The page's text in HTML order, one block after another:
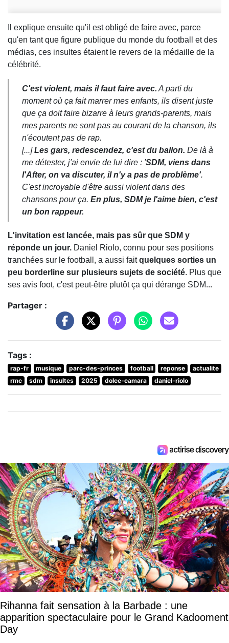
Il explique ensuite qu'il est obligé de faire avec, parce
qu'en tant que figure publique du monde du football et des
médias, ces insultes étaient le revers de la médaille de la
célébrité.
C'est violent, mais il faut faire avec. A parti du
moment où ça fait marrer mes enfants, ils disent juste
que ça doit faire bizarre à leurs grands-parents, mais
mes parents ne sont pas au courant de la chanson, ils
n'écoutent pas de rap.
[...]Les gars, redescendez, c'est du ballon. De là à
me détester, j'ai envie de lui dire : 'SDM, viens dans
l'After, on va discuter, il n'y a pas de problème'.
C'est incroyable d'être aussi violent dans des
chansons pour ça. En plus, SDM je l'aime bien, c'est
un bon rappeur.
L'invitation est lancée, mais pas sûr que SDM y
réponde un jour. Daniel Riolo, connu pour ses positions
tranchées sur le football, a aussi faitquelques sorties un
peu borderline sur plusieurs sujets de société. Plus que
ses avis foot, c'est peut-être plutôt ça qui dérange SDM...
Partager :
Tags :
rap-fr musique parc-des-princes football reponse
actualite
rmc
sdm insultes 2025 dolce-camara daniel-riolo
Rihanna fait sensation à la Barbade : une
apparition spectaculaire pour le Grand Kadooment
Day